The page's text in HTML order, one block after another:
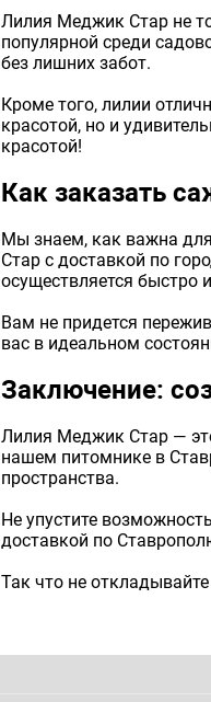
Лилия Меджик Стар не
популярной среди
без лишних забот.
Кроме того, лилии
красотой, но и
красотой!
Как заказать
Мы знаем, как важна
Стар с доставкой по
осуществляется быстро
Вам не придется
вас в идеальном
Заключение:
Лилия Меджик Стар —
нашем питомнике в
пространства.
Не упустите
доставкой по
Так что не